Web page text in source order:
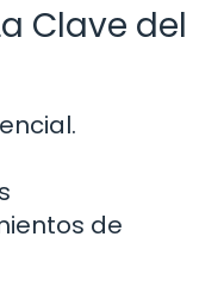
Clave del
de